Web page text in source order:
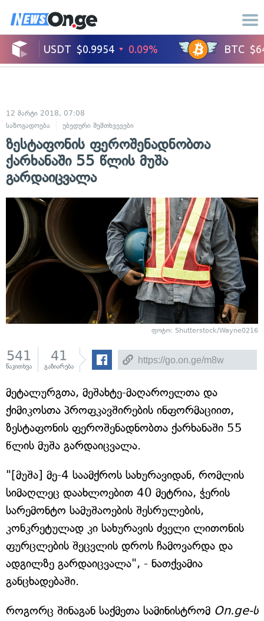
12 მარტი 2018, 07:08
საზოგადოება
უბედური შემთხვევები
ზესტაფონის ფეროშენადნობთა
ქარხანაში 55 წლის მუშა
გარდაიცვალა
ფოტო: Shutterstock/Wayne0216
541
წაკითხვა
41
გაზიარება
მეტალურგთა, მეშახტე-მაღაროელთა და
ქიმიკოსთა პროფკავშირების ინფორმაციით,
ზესტაფონის ფეროშენადნობთა ქარხანაში 55
წლის მუშა გარდაიცვალა.
"[მუშა] მე-4 საამქროს სახურავიდან, რომლის
სიმაღლეც დაახლოებით 40 მეტრია, ჭერის
სარემონტო სამუშაოების შესრულების,
კონკრეტულად კი სახურავის ძველი ლითონის
ფურცლების შეცვლის დროს ჩამოვარდა და
ადგილზე გარდაიცვალა", - ნათქვამია
განცხადებაში.
როგორც შინაგან საქმეთა სამინისტრომ On.ge-ს